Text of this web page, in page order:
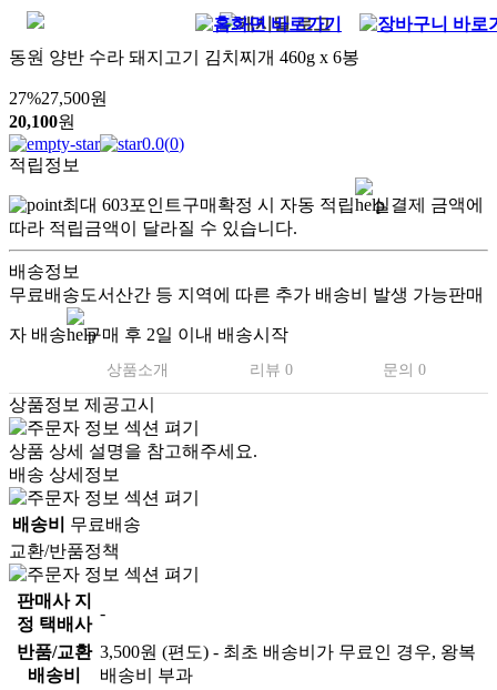
동원 양반 수라 돼지고기 김치찌개 460g x 6봉
27%27,500원
20,100원
0.0(0)
적립정보
최대 603포인트구매확정 시 자동 적립
실결제 금액에
따라 적립금액이 달라질 수 있습니다.
배송정보
무료배송도서산간 등 지역에 따른 추가 배송비 발생 가능판매
자 배송 구매 후 2일 이내 배송시작
상품소개 리뷰 0 문의 0
상품정보 제공고시
상품 상세 설명을 참고해주세요.
배송 상세정보
배송비
무료배송
교환/반품정책
판매사 지
정 택배사
-
반품/교환
배송비
3,500원 (편도) - 최초 배송비가 무료인 경우, 왕복
배송비 부과